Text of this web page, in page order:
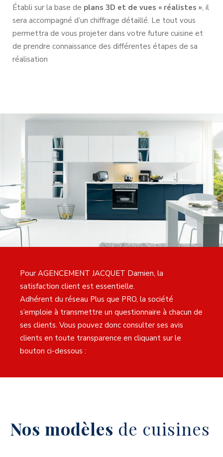
Établi sur la base de plans 3D et de vues « réalistes », il
sera accompagné d’un chiffrage détaillé. Le tout vous
permettra de vous projeter dans votre future cuisine et
de prendre connaissance des différentes étapes de sa
réalisation
Pour AGENCEMENT JACQUET Damien, la
satisfaction client est essentielle.
Adhérent du réseau Plus que PRO, la société
s’emploie à transmettre un questionnaire à chacun de
ses clients. Vous pouvez donc consulter ses avis
clients en toute transparence en cliquant sur le
bouton ci-dessous :
Nos modèles de cuisines